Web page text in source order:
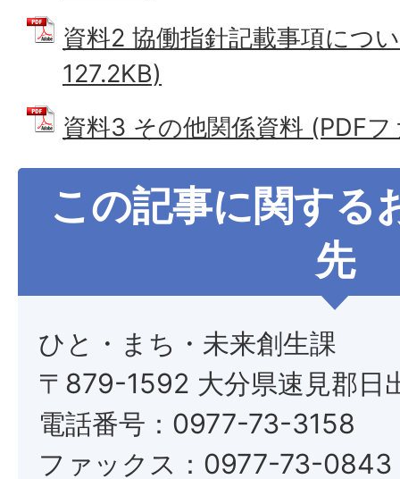
資料2 協働指針記載事項につ
127.2KB)
資料3 その他関係資料 (PDF
この記事に関する
先
ひと・まち・未来創生課
〒879-1592 大分県速見郡日
電話番号：0977-73-3158
ファックス：0977-73-0843